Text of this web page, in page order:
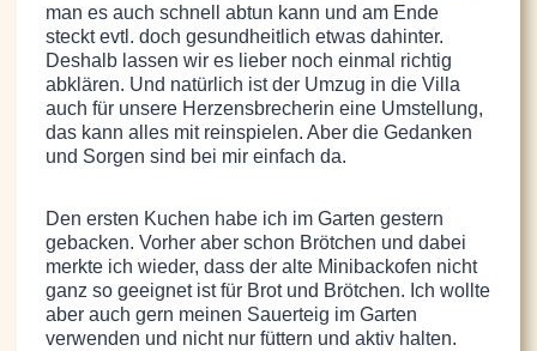
man es auch schnell abtun kann und am Ende
steckt evtl. doch gesundheitlich etwas dahinter.
Deshalb lassen wir es lieber noch einmal richtig
abklären. Und natürlich ist der Umzug in die Villa
auch für unsere Herzensbrecherin eine Umstellung,
das kann alles mit reinspielen. Aber die Gedanken
und Sorgen sind bei mir einfach da.
Den ersten Kuchen habe ich im Garten gestern
gebacken. Vorher aber schon Brötchen und dabei
merkte ich wieder, dass der alte Minibackofen nicht
ganz so geeignet ist für Brot und Brötchen. Ich wollte
aber auch gern meinen Sauerteig im Garten
verwenden und nicht nur füttern und aktiv halten.